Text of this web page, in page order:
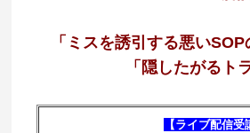
「ミスを誘引する悪い
「隠したがるト
【ライブ配信